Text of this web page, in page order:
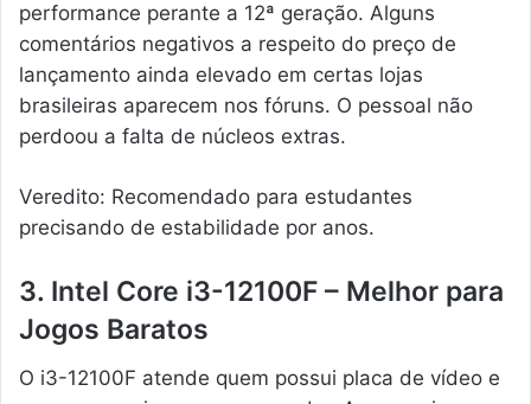
performance perante a 12ª geração. Alguns
comentários negativos a respeito do preço de
lançamento ainda elevado em certas lojas
brasileiras aparecem nos fóruns. O pessoal não
perdoou a falta de núcleos extras.
Veredito: Recomendado para estudantes
precisando de estabilidade por anos.
3. Intel Core i3-12100F – Melhor para
Jogos Baratos
O i3-12100F atende quem possui placa de vídeo e